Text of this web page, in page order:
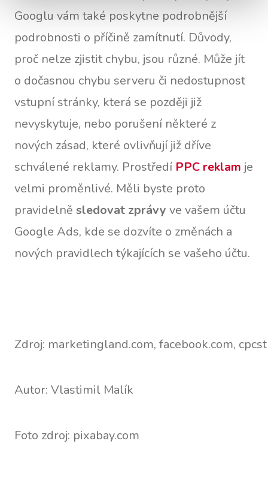
Googlu vám také poskytne podrobnější
podrobnosti o příčině zamítnutí. Důvody,
proč nelze zjistit chybu, jsou různé. Může jít
o dočasnou chybu serveru či nedostupnost
vstupní stránky, která se později již
nevyskytuje, nebo porušení některé z
nových zásad, které ovlivňují již dříve
schválené reklamy. Prostředí PPC reklam je
velmi proměnlivé. Měli byste proto
pravidelně sledovat zprávy ve vašem účtu
Google Ads, kde se dozvíte o změnách a
nových pravidlech týkajících se vašeho účtu.
Zdroj: marketingland.com, facebook.com,
Autor: Vlastimil Malík
Foto zdroj: pixabay.com